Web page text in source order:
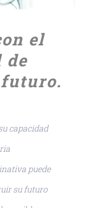
el
de
capacidad
puede
su futuro